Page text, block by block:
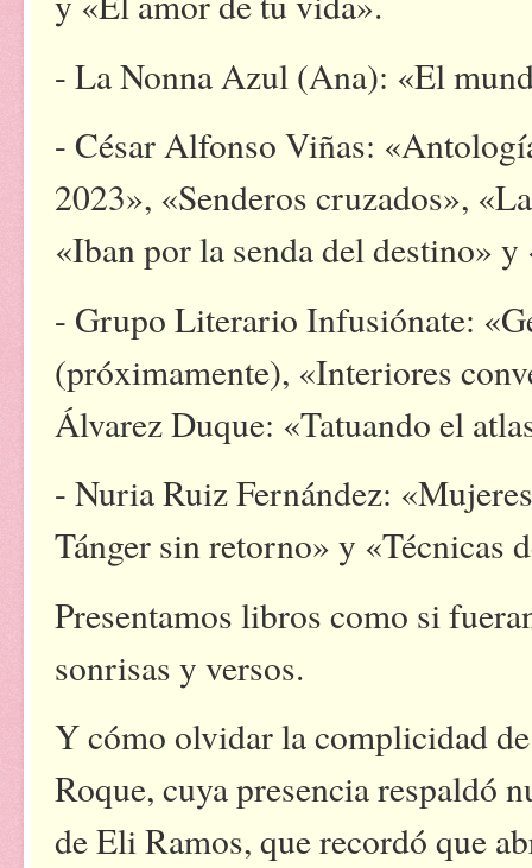
- La Nonna Azul (Ana): «El
- César Alfonso Viñas:
2023», «Senderos cruzados»,
«Iban por la senda del destino»
- Grupo Literario Infusiónate:
(próximamente), «Interiores
Álvarez Duque: «Tatuando el
- Nuria Ruiz Fernández:
Tánger sin retorno» y «Técnicas
Presentamos libros como si
sonrisas y versos.
Y cómo olvidar la complicidad
Roque, cuya presencia respaldó
de Eli Ramos, que recordó que